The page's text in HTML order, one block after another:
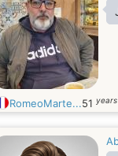
RomeoMarte...51